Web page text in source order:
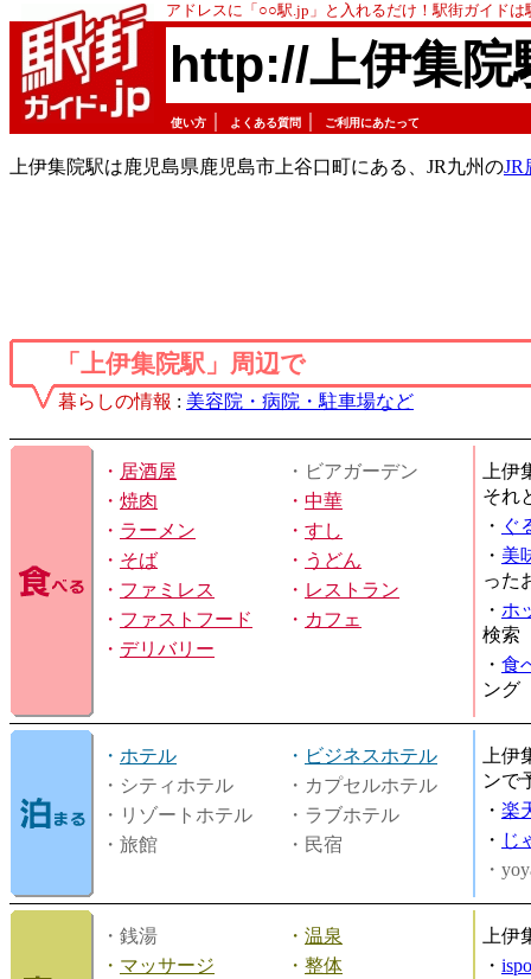
アドレスに「○○駅.jp」と入れるだけ！駅街ガイド
http://上伊集院
使い方 よくある質問 ご利用にあたって
上伊集院駅は鹿児島県鹿児島市上谷口町にある、JR九州のJR
「上伊集院駅」周辺で
暮らしの情報 : 美容院・病院・駐車場など
・ 居酒屋
・ビアガーデン
・ 焼肉 ・ 中華
・ ラーメン ・ すし
・ そば ・ うどん
・ ファミレス ・ レストラン
・ ファストフード ・ カフェ
・ デリバリー
上
それ
・ ぐ
・ 美
った
・ ホ
検索
・ 食
ング
・ ホテル ・ ビジネスホテル
・シティホテル
・カプセルホテル
・リゾートホテル
・ラブホテル
・旅館
・民宿
上
ンで
・ 楽
・ じ
・
・銭湯 ・ 温泉
・ マッサージ ・ 整体
上
・